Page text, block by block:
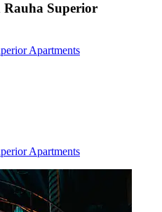
Superior
Apartments
Apartments